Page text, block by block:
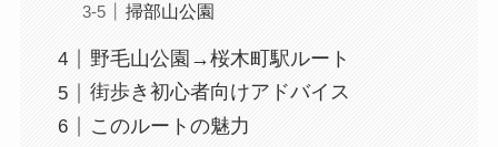
掃部山公園
野毛山公園→桜木町駅ルート
街歩き初心者向けアドバイス
このルートの魅力